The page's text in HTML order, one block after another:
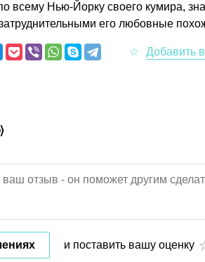
всему Нью-Йорку своего кумира,
его любовные
и поставить вашу оценку